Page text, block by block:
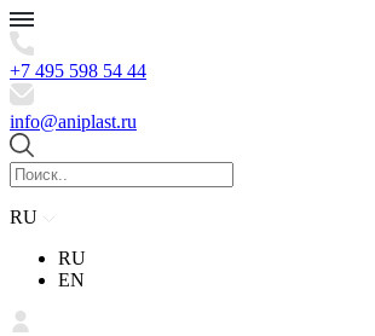
+7 495 598 54 44
info@aniplast.ru
RU
RU
EN